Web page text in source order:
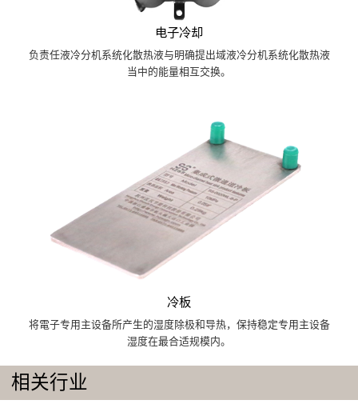
电子冷却
负责任液冷分机系统化散热液与明确提出域液冷分机系统化散热液
当中的能量相互交换。
冷板
将電子专用主设备所产生的湿度除极和导热，保持稳定专用主设备
湿度在最合适规模内。
相关行业